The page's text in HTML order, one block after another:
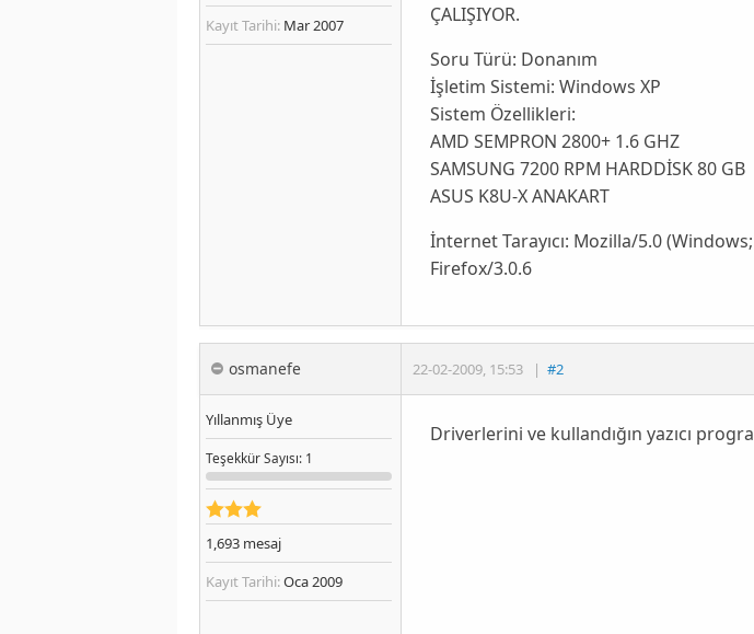
Kayıt Tarihi: Mar 2007
ÇALIŞIYOR.
Soru Türü: Donanım
İşletim Sistemi: Windows XP
Sistem Özellikleri:
AMD SEMPRON 2800+ 1.6 GHZ
SAMSUNG 7200 RPM HARDDİSK 80 GB
ASUS K8U-X ANAKART
İnternet Tarayıcı: Mozilla/5.0
Firefox/3.0.6
osmanefe 22-02-2009, 15:53 | #2
Yıllanmış Üye
TeşekkürSayısı: 1
1,693 mesaj
Kayıt Tarihi:Oca 2009
Driverlerini ve kullandığın yazıcı